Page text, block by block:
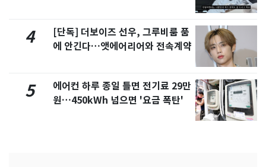
4
[단독] 더보이즈 선우, 그루비룸 품
에 안긴다…앳에어리어와 전속계약
5
에어컨 하루 종일 틀면 전기료 29만
원…450kWh 넘으면 '요금 폭탄'